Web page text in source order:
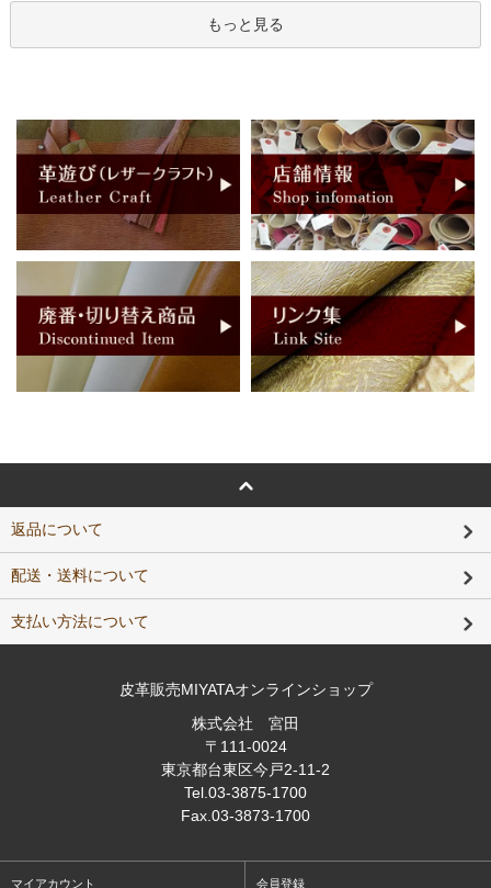
もっと見る
返品について
配送・送料について
支払い方法について
皮革販売MIYATAオンラインショップ
株式会社 宮田
〒111-0024
東京都台東区今戸2-11-2
Tel .03-3875-1700
Fax .03-3873-1700
マイアカウント 会員登録